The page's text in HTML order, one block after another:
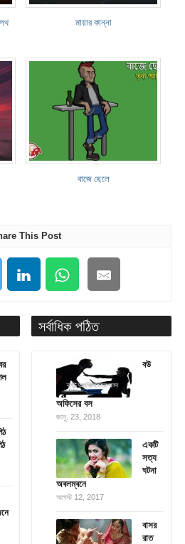
মায়ার কান্না
বাজে ছেলে
This Post
সর্বাধিক পঠিত
বউ
অফিসের বস
জানু. 23, 2018
একটি
সত্য
ঘটনা
অবলম্বনে
আগস্ট 12, 2017
বাসর
রাত